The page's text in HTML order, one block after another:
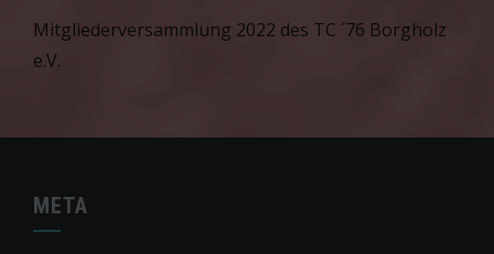
Mitgliederversammlung 2022 des TC ´76 Borgholz
e.V.
META